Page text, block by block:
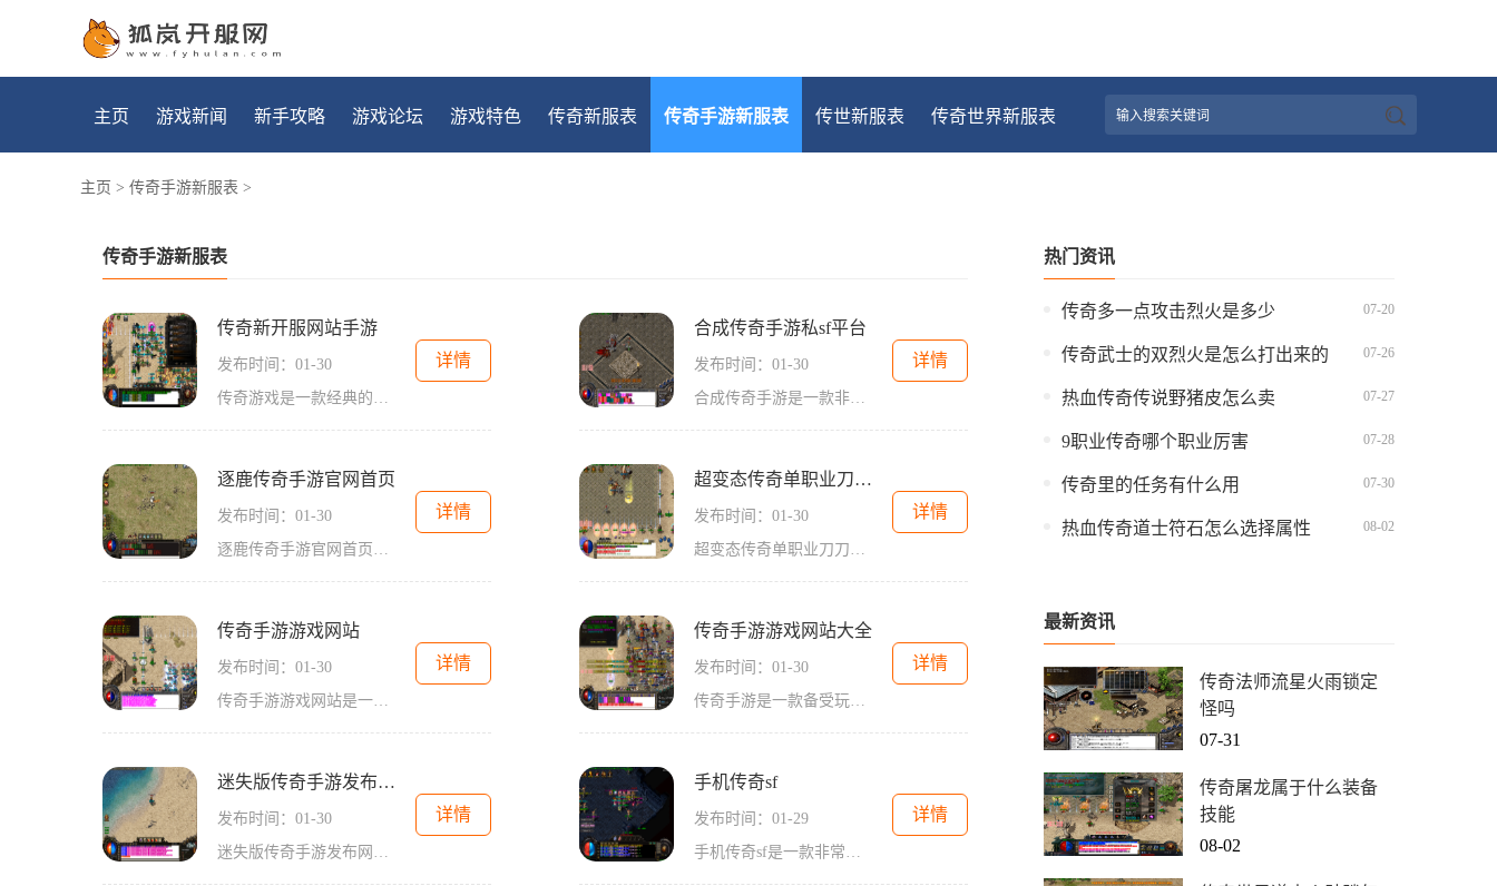
主页 游戏新闻 新手攻略 游戏论坛 游戏特色 传奇新服表 传奇手游新服表 传世新服表 传奇世界新服表
主页 > 传奇手游新服表 >
传奇手游新服表
传奇新开服网站手游
发布时间：01-30
传奇游戏是一款经典的2D游戏，它以角色扮演为主题，拥有万人在线的玩家互动。近年来，随着传奇游戏的发展和进化，不断有新的开服网站和手游版本面世，为广大玩家带来全新的游戏
详情
合成传奇手游私sf平台
发布时间：01-30
合成传奇手游是一款非常受欢迎的手机游戏，它提供了丰富多样的玩法和刺激的游戏体验。为了满足玩家对于游戏的多样化需求，许多玩家选择了合成传奇手游私sf平台。今天，我们就来
详情
逐鹿传奇手游官网首页
发布时间：01-30
逐鹿传奇手游官网首页是一款备受玩家追捧的游戏平台，它将您带入一个神秘而华丽的武侠世界。无论您是喜欢PK对战，还是喜欢探索冒险，逐鹿传奇手游都能满足您的各种需求。我们将
详情
超变态传奇单职业刀刀切割手机版
发布时间：01-30
超变态传奇单职业刀刀切割手机版是一款备受玩家喜爱的2D角色扮演游戏。作为传奇系列的经典之作，该游戏以其万人在线和玩家互动的特点，吸引了大量游戏爱好者。在超变态传奇单职
详情
传奇手游游戏网站
发布时间：01-30
传奇手游游戏网站是一家专注于提供经典传奇手游的在线玩法平台。作为一个备受玩家喜爱的手游，在这个网站里，你可以体验到最真实、最刺激的传奇游戏体验。无论你是老玩家还是
详情
传奇手游游戏网站大全
发布时间：01-30
传奇手游是一款备受玩家喜爱的手机游戏，它的热度不仅仅体现在游戏本身的创新玩法和精致画面上，还有许多优秀的游戏网站为广大玩家提供全面的游戏攻略和互动交流。本文将为大
详情
迷失版传奇手游发布网站
发布时间：01-30
迷失版传奇手游发布网站是一款备受期待的2D角色扮演游戏，拥有万人在线的玩家互动特点。游戏以传奇的世界观为背景，为玩家提供了多种职业组合、丰富的装备系统和刺激的战斗玩法
详情
手机传奇sf
发布时间：01-29
手机传奇sf是一款非常受欢迎的手机游戏。它延续了传奇这一经典游戏的精髓，同时也在玩法上进行了一些创新。今天就来为大家详细介绍一下手机传奇sf的具体玩法。我们来了解一下手
详情
热门资讯
传奇多一点攻击烈火是多少 07-20
传奇武士的双烈火是怎么打出来的 07-26
热血传奇传说野猪皮怎么卖 07-27
9职业传奇哪个职业厉害 07-28
传奇里的任务有什么用 07-30
热血传奇道士符石怎么选择属性 08-02
最新资讯
传奇法师流星火雨锁定
怪吗
07-31
传奇屠龙属于什么装备
技能
08-02